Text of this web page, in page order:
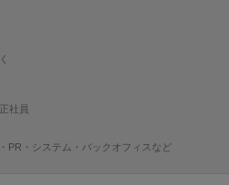
社員
PR・システム・バックオフィスなど